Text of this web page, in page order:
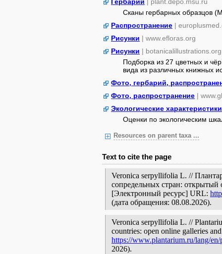
Сканы гербарных образцов
Распространение |
Рисунки | www.efloras.org
Рисунки | botanicalillustrations.org
Подборка из 27 цветных и
вида из различных книжных
Фото, гербарий,
Фото, распространение |
Экологические характеристики
Оценки по экологическим
Resources on parent taxa ...
Text to cite the page
Veronica serpyllifolia L. //
сопредельных стран: открытый
[Электронный ресурс] URL:
(дата обращения: 08.08.2026).
Veronica serpyllifolia L. //
countries: open online galleries
https://www.plantarium.ru/lang/
2026).